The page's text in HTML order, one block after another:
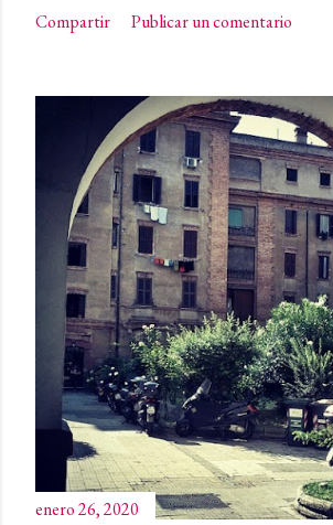
Compartir Publicar un comentario
enero 26, 2020